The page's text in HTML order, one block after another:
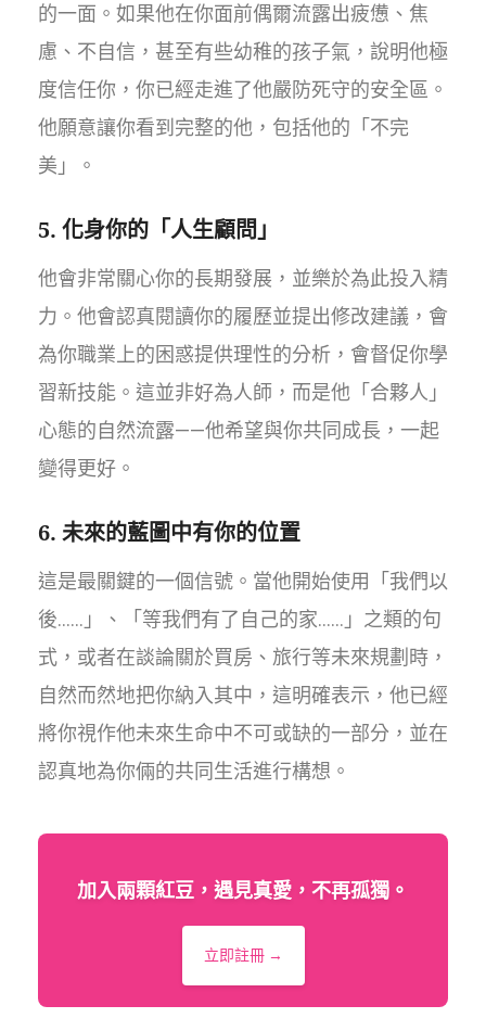
的一面。如果他在你面前偶爾流露出疲憊、焦
慮、不自信，甚至有些幼稚的孩子氣，說明他極
度信任你，你已經走進了他嚴防死守的安全區。
他願意讓你看到完整的他，包括他的「不完
美」。
5. 化身你的「人生顧問」
他會非常關心你的長期發展，並樂於為此投入精
力。他會認真閱讀你的履歷並提出修改建議，會
為你職業上的困惑提供理性的分析，會督促你學
習新技能。這並非好為人師，而是他「合夥人」
心態的自然流露——他希望與你共同成長，一起
變得更好。
6. 未來的藍圖中有你的位置
這是最關鍵的一個信號。當他開始使用「我們以
後……」、「等我們有了自己的家……」之類的句
式，或者在談論關於買房、旅行等未來規劃時，
自然而然地把你納入其中，這明確表示，他已經
將你視作他未來生命中不可或缺的一部分，並在
認真地為你倆的共同生活進行構想。
加入兩顆紅豆，遇見真愛，不再孤獨。
立即註冊 →